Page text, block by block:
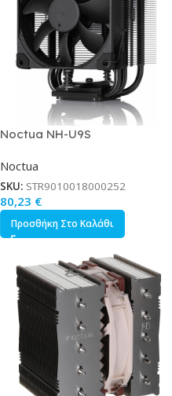
Noctua NH-U9S
Επεξεργαστή για Socket
AM4/AM5/1200/115x
Noctua
SKU: STR9010018000252
80,23 €
Προσθήκη Στο Καλάθι